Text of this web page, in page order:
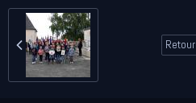
Retour